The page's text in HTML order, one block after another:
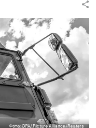
Фото: DPA/Picture Alliance/Reuters